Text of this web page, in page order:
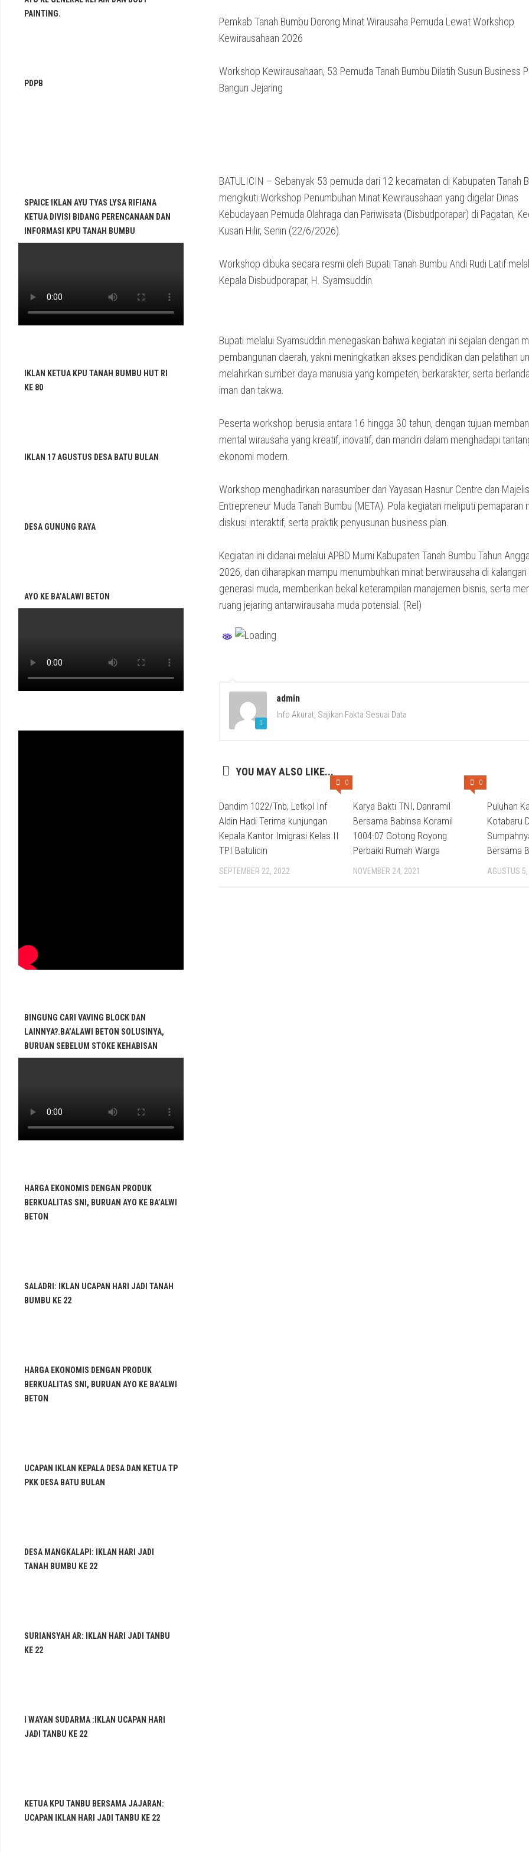
Pemkab Tanah Bumbu Dorong Minat Wirausaha Pemuda Lewat Workshop
Kewirausahaan 2026
Workshop Kewirausahaan, 53 Pemuda Tanah Bumbu Dilatih Susun Business
Bangun Jejaring
BATULICIN – Sebanyak 53 pemuda dari 12 kecamatan di Kabupaten Tanah
mengikuti Workshop Penumbuhan Minat Kewirausahaan yang digelar Dinas
Kebudayaan Pemuda Olahraga dan Pariwisata (Disbudporapar) di Pagatan,
Kusan Hilir, Senin (22/6/2026).
Workshop dibuka secara resmi oleh Bupati Tanah Bumbu Andi Rudi Latif
Kepala Disbudporapar, H. Syamsuddin.
Bupati melalui Syamsuddin menegaskan bahwa kegiatan ini sejalan dengan
pembangunan daerah, yakni meningkatkan akses pendidikan dan pelatihan
melahirkan sumber daya manusia yang kompeten, berkarakter, serta
iman dan takwa.
Peserta workshop berusia antara 16 hingga 30 tahun, dengan tujuan
mental wirausaha yang kreatif, inovatif, dan mandiri dalam menghadapi
ekonomi modern.
Workshop menghadirkan narasumber dari Yayasan Hasnur Centre dan Majelis
Entrepreneur Muda Tanah Bumbu (META). Pola kegiatan meliputi pemaparan
diskusi interaktif, serta praktik penyusunan business plan.
Kegiatan ini didanai melalui APBD Murni Kabupaten Tanah Bumbu Tahun
2026, dan diharapkan mampu menumbuhkan minat berwirausaha di kalangan
generasi muda, memberikan bekal keterampilan manajemen bisnis, serta
ruang jejaring antarwirausaha muda potensial. (Rel)
admin
Info Akurat, Sajikan Fakta Sesuai Data
YOU MAY ALSO LIKE...
0
Dandim 1022/Tnb, Letkol Inf
Aldin Hadi Terima kunjungan
Kepala Kantor Imigrasi Kelas II
TPI Batulicin
SEPTEMBER 22, 2022
0
Karya Bakti TNI, Danramil
Bersama Babinsa Koramil
1004-07 Gotong Royong
Perbaiki Rumah Warga
NOVEMBER 24, 2021
Puluhan
Kotabaru
Bersama
AGUSTUS
PAINTING.
PDPB
SPAICE IKLAN AYU TYAS LYSA RIFIANA
KETUA DIVISI BIDANG PERENCANAAN DAN
INFORMASI KPU TANAH BUMBU
IKLAN KETUA KPU TANAH BUMBU HUT RI
KE 80
IKLAN 17 AGUSTUS DESA BATU BULAN
DESA GUNUNG RAYA
AYO KE BA’ALAWI BETON
BINGUNG CARI VAVING BLOCK DAN
LAINNYA?.BA’ALAWI BETON SOLUSINYA,
BURUAN SEBELUM STOKE KEHABISAN
HARGA EKONOMIS DENGAN PRODUK
BERKUALITAS SNI, BURUAN AYO KE BA’ALWI
BETON
SALADRI: IKLAN UCAPAN HARI JADI TANAH
BUMBU KE 22
HARGA EKONOMIS DENGAN PRODUK
BERKUALITAS SNI, BURUAN AYO KE BA’ALWI
BETON
UCAPAN IKLAN KEPALA DESA DAN KETUA TP
PKK DESA BATU BULAN
DESA MANGKALAPI: IKLAN HARI JADI
TANAH BUMBU KE 22
SURIANSYAH AR: IKLAN HARI JADI TANBU
KE 22
I WAYAN SUDARMA :IKLAN UCAPAN HARI
JADI TANBU KE 22
KETUA KPU TANBU BERSAMA JAJARAN:
UCAPAN IKLAN HARI JADI TANBU KE 22